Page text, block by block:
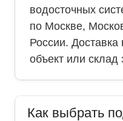
водосточных
по Москве,
России.
объект или склад
Как выбрать